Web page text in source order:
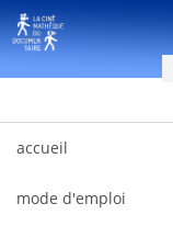
Pular para o conteúdo
accueil
mode d'emploi